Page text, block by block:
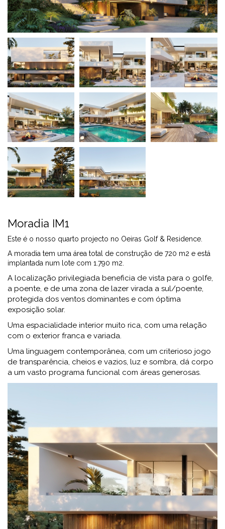
Moradia IM1
Este é o nosso quarto projecto no Oeiras Golf & Residence.
A moradia tem uma área total de construção de 720 m2 e está
implantada num lote com 1.790 m2.
A localização privilegiada beneficia de vista para o golfe,
a poente, e de uma zona de lazer virada a sul/poente,
protegida dos ventos dominantes e com óptima
exposição solar.
Uma espacialidade interior muito rica, com uma relação
com o exterior franca e variada.
Uma linguagem contemporânea, com um criterioso jogo
de transparência, cheios e vazios, luz e sombra, dá corpo
a um vasto programa funcional com áreas generosas.